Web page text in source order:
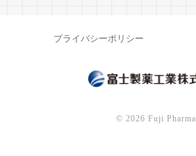
プライバシーポリシー
© 2026 Fuji Pharma